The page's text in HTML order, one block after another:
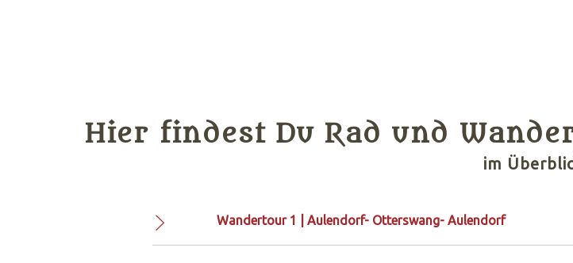
Hier findest Du Rad und
im
Wandertour 1 | Aulendorf- Otterswang- Aulendorf